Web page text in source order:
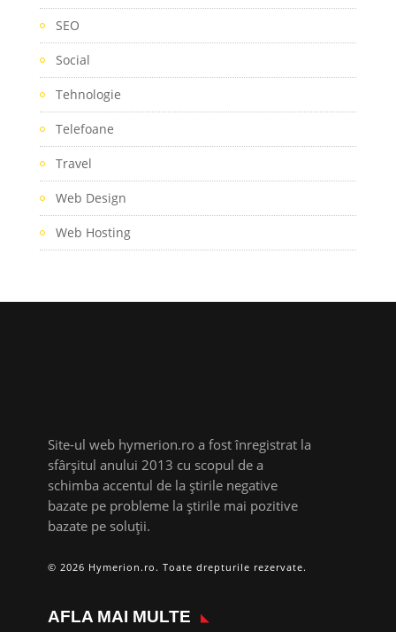
SEO
Social
Tehnologie
Telefoane
Travel
Web Design
Web Hosting
Site-ul web hymerion.ro a fost înregistrat la
sfârșitul anului 2013 cu scopul de a
schimba accentul de la știrile negative
bazate pe probleme la știrile mai pozitive
bazate pe soluții.
© 2026 Hymerion.ro. Toate drepturile rezervate.
AFLA MAI MULTE